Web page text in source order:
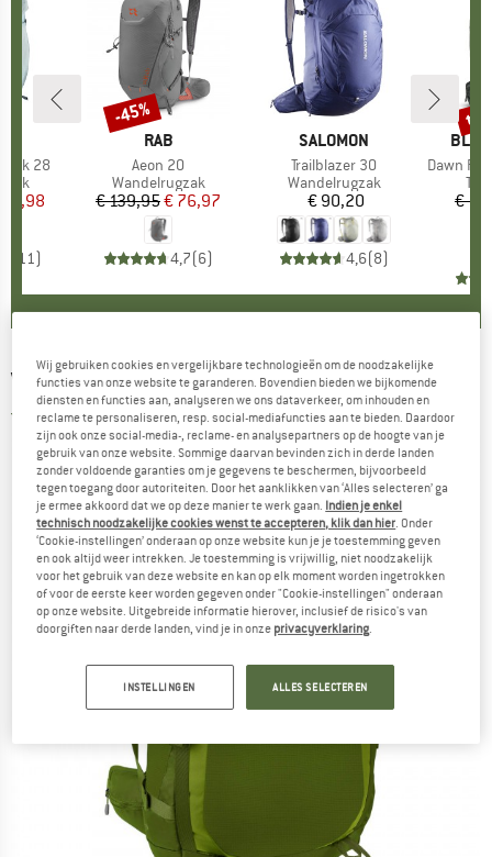
28
prijs
11)
MERK
RAB
Artikel
Aeon 20
Productgroep
Wandelrugzak
Prijs
€ 139,95Verlaagde prijs
€ 76,97
4,7(6)
Korting
-45%
MERK
SALOMON
Artikel
Trailblazer 30
Productgroep
Wandelrugzak
Prijs
€ 90,20
4,6(8)
MERK
Artikel
Dawn
€
tot
VAUDE - Brenta 30 - Tourrugzak
5,0(1)
Wij gebruiken cookies en vergelijkbare technologieën om de noodzakelijke
functies van onze website te garanderen. Bovendien bieden we bijkomende
diensten en functies aan, analyseren we ons dataverkeer, om inhouden en
reclame te personaliseren, resp. social-mediafuncties aan te bieden. Daardoor
zijn ook onze social-media-, reclame- en analysepartners op de hoogte van je
gebruik van onze website. Sommige daarvan bevinden zich in derde landen
zonder voldoende garanties om je gegevens te beschermen, bijvoorbeeld
tegen toegang door autoriteiten. Door het aanklikken van ‘Alles selecteren’ ga
je ermee akkoord dat we op deze manier te werk gaan. Indien je enkel
technisch noodzakelijke cookies wenst te accepteren, klik dan hier . Onder
‘Cookie-instellingen’ onderaan op onze website kun je je toestemming geven
en ook altijd weer intrekken. Je toestemming is vrijwillig, niet noodzakelijk
voor het gebruik van deze website en kan op elk moment worden ingetrokken
of voor de eerste keer worden gegeven onder "Cookie-instellingen" onderaan
op onze website. Uitgebreide informatie hierover, inclusief de risico's van
doorgiften naar derde landen, vind je in onze privacyverklaring
INSTELLINGEN ALLES SELECTEREN